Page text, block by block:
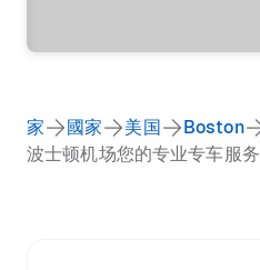
家 國家 美国 Boston
波士顿机场您的专业专车服务